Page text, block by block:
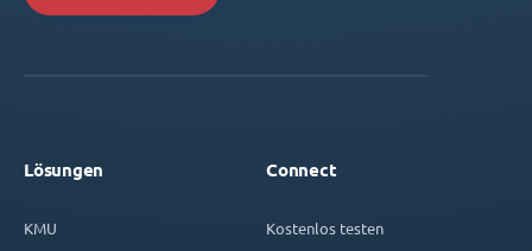
Lösungen
KMU
Connect
Kostenlos testen